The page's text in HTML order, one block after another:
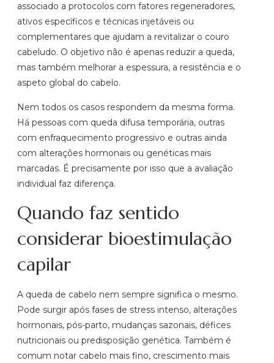
associado a protocolos com fatores regeneradores,
ativos específicos e técnicas injetáveis ou
complementares que ajudam a revitalizar o couro
cabeludo. O objetivo não é apenas reduzir a queda,
mas também melhorar a espessura, a resistência e o
aspeto global do cabelo.
Nem todos os casos respondem da mesma forma.
Há pessoas com queda difusa temporária, outras
com enfraquecimento progressivo e outras ainda
com alterações hormonais ou genéticas mais
marcadas. É precisamente por isso que a avaliação
individual faz diferença.
Quando faz sentido
considerar bioestimulação
capilar
A queda de cabelo nem sempre significa o mesmo.
Pode surgir após fases de stress intenso, alterações
hormonais, pós-parto, mudanças sazonais, défices
nutricionais ou predisposição genética. Também é
comum notar cabelo mais fino, crescimento mais